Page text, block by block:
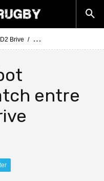
Brive Barrage Pro D2
entre